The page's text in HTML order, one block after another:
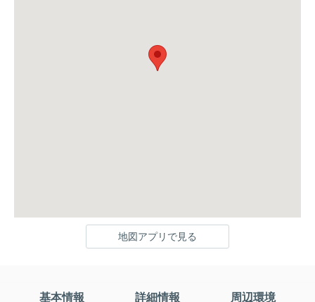
地図アプリで見る
基本情報 詳細情報 周辺環境